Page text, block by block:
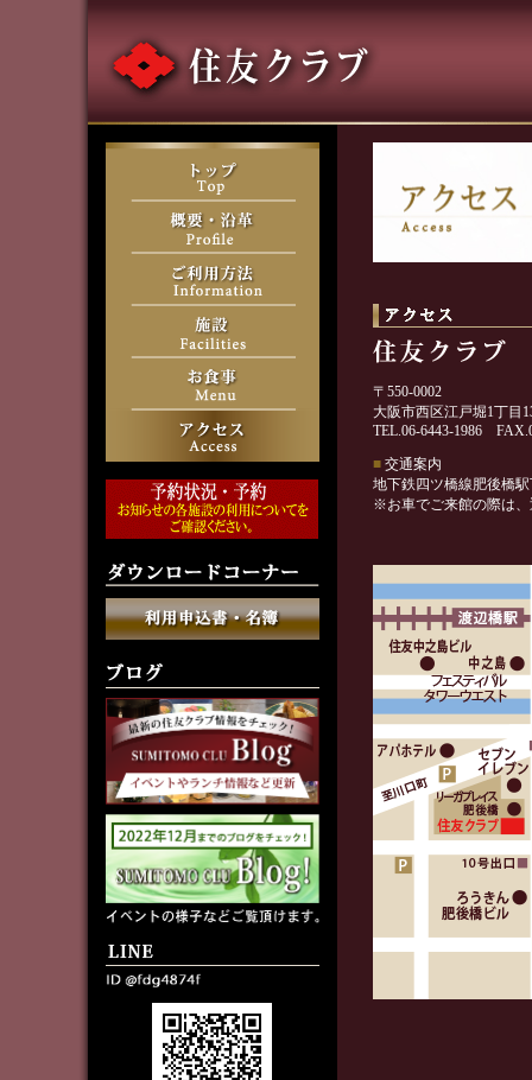
〒550-0002
大阪市西区江戸堀1丁目
TEL.06-6443-1986
■交通案内
地下鉄四ツ橋線肥後橋
※お車でご来館の際は